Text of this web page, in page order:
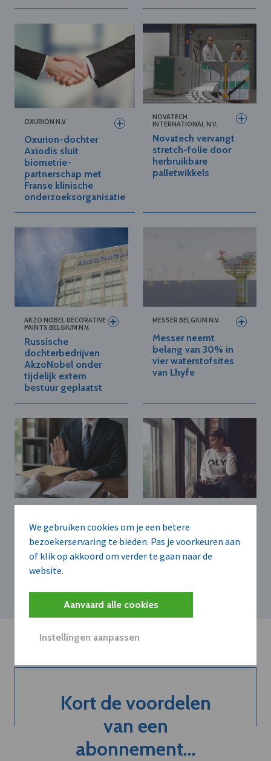
We gebruiken cookies om je een betere
bezoekerservaring te bieden. Pas je voorkeuren aan
of klik op akkoord om verder te gaan naar de
website.
Aanvaard alle cookies
Instellingen aanpassen
OXURION N.V.
Oxurion-dochter
Axiodis sluit
biometrie-
partnerschap met
Franse klinische
onderzoeksorganisatie
NOVATECH
INTERNATIONAL N.V.
Novatech vervangt
stretch-folie door
herbruikbare
palletwikkels
AKZO NOBEL DECORATIVE
PAINTS BELGIUM N.V.
Russische
dochterbedrijven
AkzoNobel onder
tijdelijk extern
bestuur geplaatst
MESSER BELGIUM N.V.
Messer neemt
belang van 30% in
vier waterstofsites
van Lhyfe
AkzoNobel wijst
overnamevoorstellen
van Nippon Paint
voor decoratieve verf
Zweeds
supplementenmerk
OLY breidt Europees
assortiment uit met
Kort de voordelen
van een
abonnement...